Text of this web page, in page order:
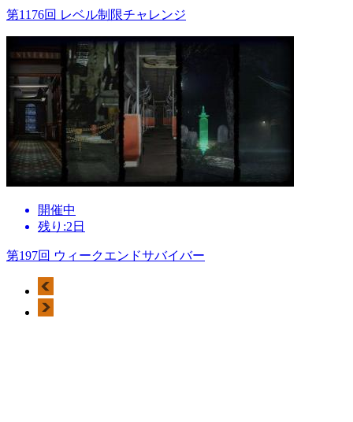
第1176回 レベル制限チャレンジ
開催中
残り:2日
第197回 ウィークエンドサバイバー